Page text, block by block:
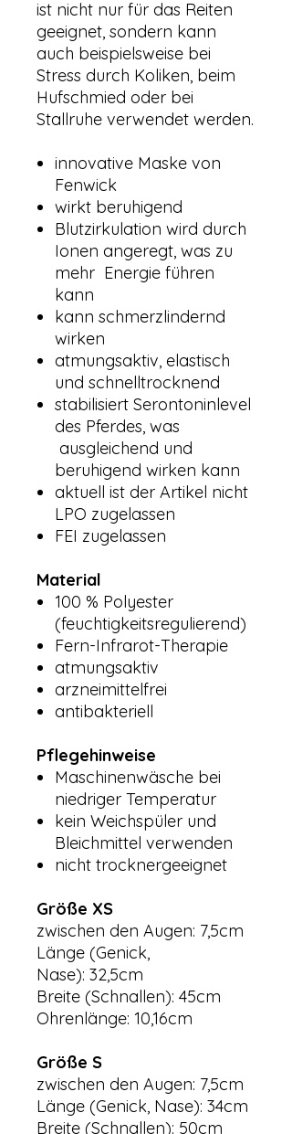
ist nicht nur für das Reiten
geeignet, sondern kann
auch beispielsweise bei
Stress durch Koliken, beim
Hufschmied oder bei
Stallruhe verwendet werden.
innovative Maske von
Fenwick
wirkt beruhigend
Blutzirkulation wird durch
Ionen angeregt, was zu
mehr Energie führen
kann
kann schmerzlindernd
wirken
atmungsaktiv, elastisch
und schnelltrocknend
stabilisiert Serontoninlevel
des Pferdes, was
ausgleichend und
beruhigend wirken kann
aktuell ist der Artikel nicht
LPO zugelassen
FEI zugelassen
Material
100 % Polyester
(feuchtigkeitsregulierend)
Fern-Infrarot-Therapie
atmungsaktiv
arzneimittelfrei
antibakteriell
Pflegehinweise
Maschinenwäsche bei
niedriger Temperatur
kein Weichspüler und
Bleichmittel verwenden
nicht trocknergeeignet
Größe XS
zwischen den Augen: 7,5cm
Länge (Genick,
Nase): 32,5cm
Breite (Schnallen): 45cm
Ohrenlänge: 10,16cm
Größe S
zwischen den Augen: 7,5cm
Länge (Genick, Nase): 34cm
Breite (Schnallen): 50cm